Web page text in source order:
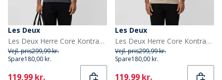
Les Deux
Les Deux Herre Core Kontrast T-shirt Asphalt
Vejl. pris299,99 kr.
Spare180,00 kr.
Current
119,99 kr.
Les Deux
Les Deux Herre Core Kontrast T-shirt Dark Sand
Vejl. pris299,99 kr.
Spare180,00 kr.
Current
119,99 kr.